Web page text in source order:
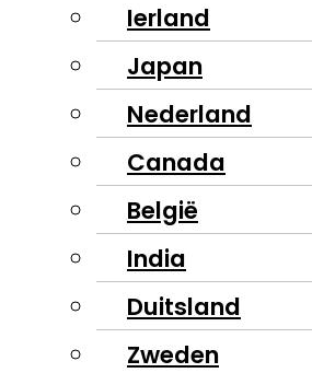
Ierland
Japan
Nederland
Canada
België
India
Duitsland
Zweden